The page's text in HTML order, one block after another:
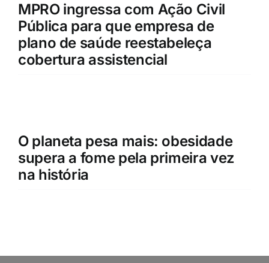
MPRO ingressa com Ação Civil
Pública para que empresa de
plano de saúde reestabeleça
cobertura assistencial
O planeta pesa mais: obesidade
supera a fome pela primeira vez
na história